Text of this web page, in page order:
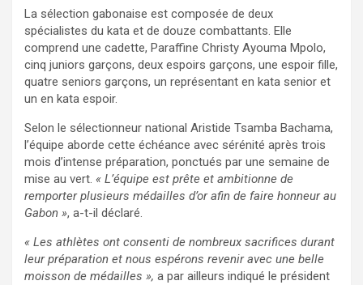
‎La sélection gabonaise est composée de deux
spécialistes du kata et de douze combattants. Elle
comprend une cadette, Paraffine Christy Ayouma Mpolo,
cinq juniors garçons, deux espoirs garçons, une espoir fille,
quatre seniors garçons, un représentant en kata senior et
un en kata espoir.
Selon le sélectionneur national Aristide Tsamba Bachama,
l’équipe aborde cette échéance avec sérénité après trois
mois d’intense préparation, ponctués par une semaine de
mise au vert. « L’équipe est prête et ambitionne de
remporter plusieurs médailles d’or afin de faire honneur au
Gabon », a-t-il déclaré.
« Les athlètes ont consenti de nombreux sacrifices durant
leur préparation et nous espérons revenir avec une belle
moisson de médailles », a par ailleurs indiqué le président